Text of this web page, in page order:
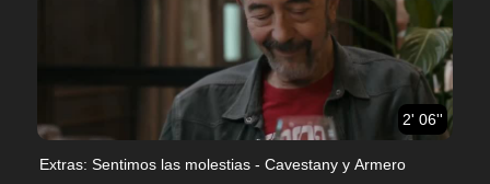
2' 06''
Extras: Sentimos las molestias - Cavestany y Armero